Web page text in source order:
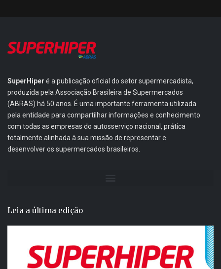
SuperHiper é a publicação oficial do setor supermercadista,
produzida pela Associação Brasileira de Supermercados
(ABRAS) há 50 anos. É uma importante ferramenta utilizada
pela entidade para compartilhar informações e conhecimento
com todas as empresas do autosserviço nacional, prática
totalmente alinhada à sua missão de representar e
desenvolver os supermercados brasileiros.
Leia a última edição